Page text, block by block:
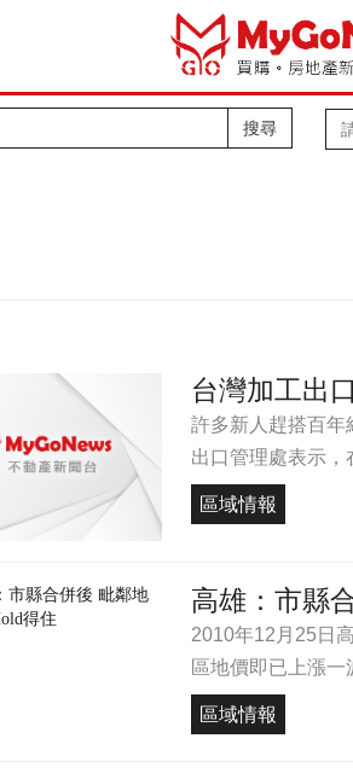
搜尋
台灣加工出
許多新人趕搭百年
出口管理處表示，
區域情報
高雄：市縣
2010年12月25日
區地價即已上漲
區域情報